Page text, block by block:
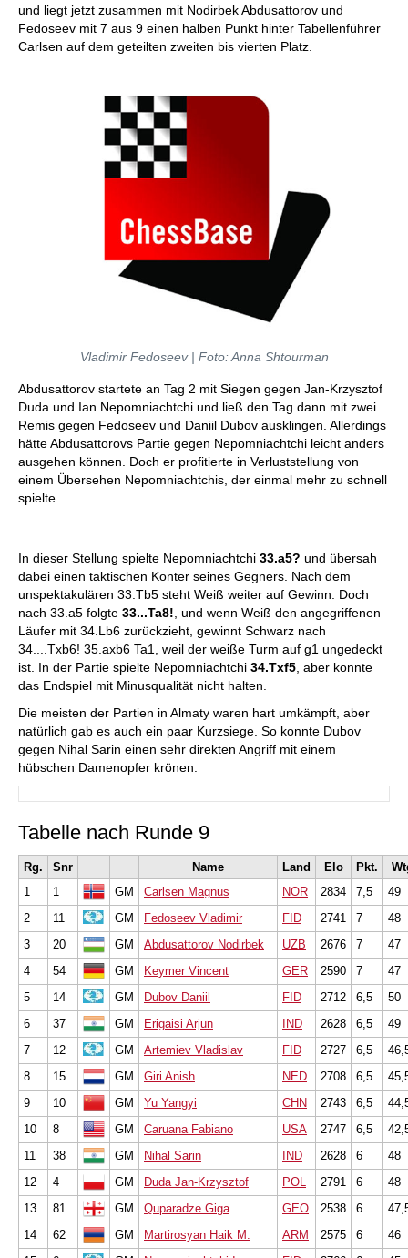
und liegt jetzt zusammen mit Nodirbek Abdusattorov und
Fedoseev mit 7 aus 9 einen halben Punkt hinter Tabellenführer
Carlsen auf dem geteilten zweiten bis vierten Platz.
Vladimir Fedoseev | Foto: Anna Shtourman
Abdusattorov startete an Tag 2 mit Siegen gegen Jan-Krzysztof
Duda und Ian Nepomniachtchi und ließ den Tag dann mit zwei
Remis gegen Fedoseev und Daniil Dubov ausklingen. Allerdings
hätte Abdusattorovs Partie gegen Nepomniachtchi leicht anders
ausgehen können. Doch er profitierte in Verluststellung von
einem Übersehen Nepomniachtchis, der einmal mehr zu schnell
spielte.
In dieser Stellung spielte Nepomniachtchi 33.a5? und übersah
dabei einen taktischen Konter seines Gegners. Nach dem
unspektakulären 33.Tb5 steht Weiß weiter auf Gewinn. Doch
nach 33.a5 folgte 33...Ta8! , und wenn Weiß den angegriffenen
Läufer mit 34.Lb6 zurückzieht, gewinnt Schwarz nach
34....Txb6! 35.axb6 Ta1, weil der weiße Turm auf g1 ungedeckt
ist. In der Partie spielte Nepomniachtchi 34.Txf5 , aber konnte
das Endspiel mit Minusqualität nicht halten.
Die meisten der Partien in Almaty waren hart umkämpft, aber
natürlich gab es auch ein paar Kurzsiege. So konnte Dubov
gegen Nihal Sarin einen sehr direkten Angriff mit einem
hübschen Damenopfer krönen.
Tabelle nach Runde 9
Rg. Snr Name Land Elo Pkt.
1
1 GM Carlsen Magnus NOR 2834 7,5
49
2
11 GM Fedoseev Vladimir FID 2741 7
48
3
20 GM Abdusattorov Nodirbek UZB 2676 7
47
4
54 GM Keymer Vincent GER 2590 7
47
5
14 GM Dubov Daniil FID 2712 6,5
50
6
37 GM Erigaisi Arjun IND 2628 6,5
49
7
12 GM Artemiev Vladislav FID 2727 6,5
8
15 GM Giri Anish NED 2708 6,5
9
10 GM Yu Yangyi CHN 2743 6,5
10
8 GM Caruana Fabiano USA 2747 6,5
11
38 GM Nihal Sarin IND 2628 6
48
12
4 GM Duda Jan-Krzysztof POL 2791 6
48
13
81 GM Quparadze Giga GEO 2538 6
14
62 GM Martirosyan Haik M. ARM 2575 6
46